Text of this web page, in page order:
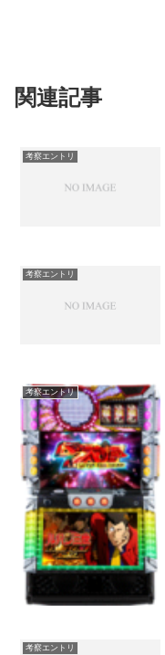
関連記事
考察エントリ
考察エントリ
考察エントリ
考察エントリ